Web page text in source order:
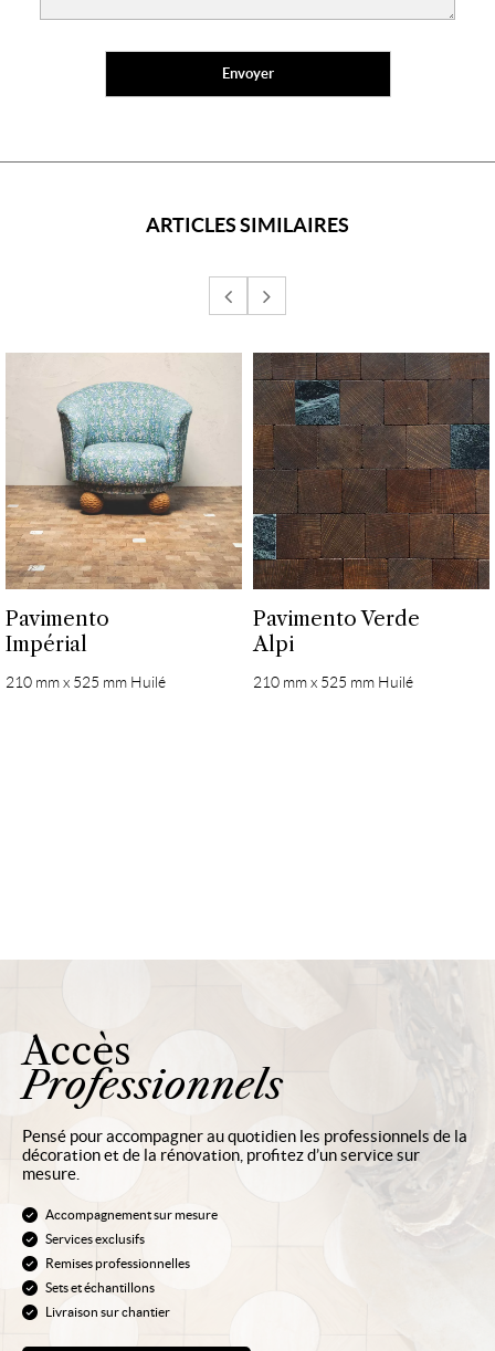
ARTICLES SIMILAIRES
Pavimento
Impérial
210 mm x 525 mm Huilé
Pavimento Verde
Alpi
210 mm x 525 mm Huilé
Accès
Professionnels
Pensé pour accompagner au quotidien les professionnels de la
décoration et de la rénovation, profitez d’un service sur
mesure.
Accompagnement sur mesure
Services exclusifs
Remises professionnelles
Sets et échantillons
Livraison sur chantier